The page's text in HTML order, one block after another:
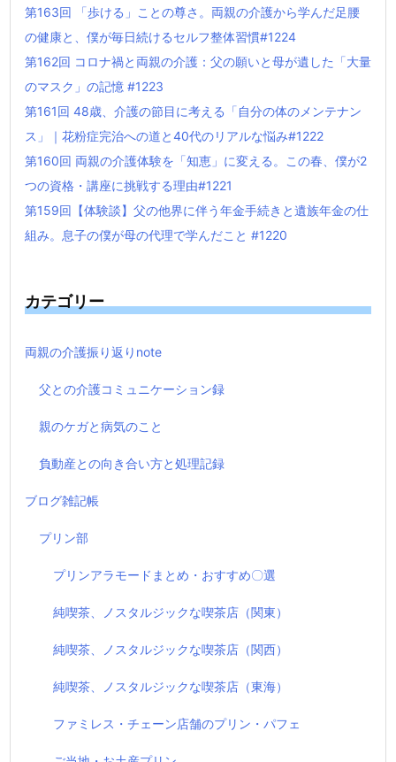
第163回 「歩ける」ことの尊さ。両親の介護から学んだ足腰
の健康と、僕が毎日続けるセルフ整体習慣#1224
第162回 コロナ禍と両親の介護：父の願いと母が遺した「大量
のマスク」の記憶 #1223
第161回 48歳、介護の節目に考える「自分の体のメンテナン
ス」｜花粉症完治への道と40代のリアルな悩み#1222
第160回 両親の介護体験を「知恵」に変える。この春、僕が2
つの資格・講座に挑戦する理由#1221
第159回【体験談】父の他界に伴う年金手続きと遺族年金の仕
組み。息子の僕が母の代理で学んだこと #1220
カテゴリー
両親の介護振り返りnote
父との介護コミュニケーション録
親のケガと病気のこと
負動産との向き合い方と処理記録
ブログ雑記帳
プリン部
プリンアラモードまとめ・おすすめ〇選
純喫茶、ノスタルジックな喫茶店（関東）
純喫茶、ノスタルジックな喫茶店（関西）
純喫茶、ノスタルジックな喫茶店（東海）
ファミレス・チェーン店舗のプリン・パフェ